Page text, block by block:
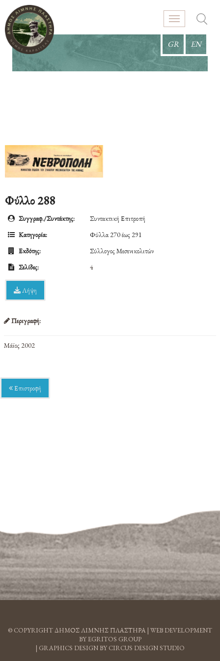
GR EN
Φύλλο 288
Συγγραφ./Συντάκτης:
Συντακτική Επιτροπή
Κατηγορία:
Φύλλα 270 έως 291
Εκδότης:
Σύλλογος Μεσενικολιτών
Σελίδες:
4
Λήψη
Περιγραφή:
Μάϊος 2002
Επιστροφή
© COPYRIGHT ΔΗΜΟΣ ΛΙΜΝΗΣ ΠΛΑΣΤΗΡΑ | WEB DEVELOPMENT
BY EGRITOS GROUP
| GRAPHICS DESIGN BY CIRCUS DESIGN STUDIO